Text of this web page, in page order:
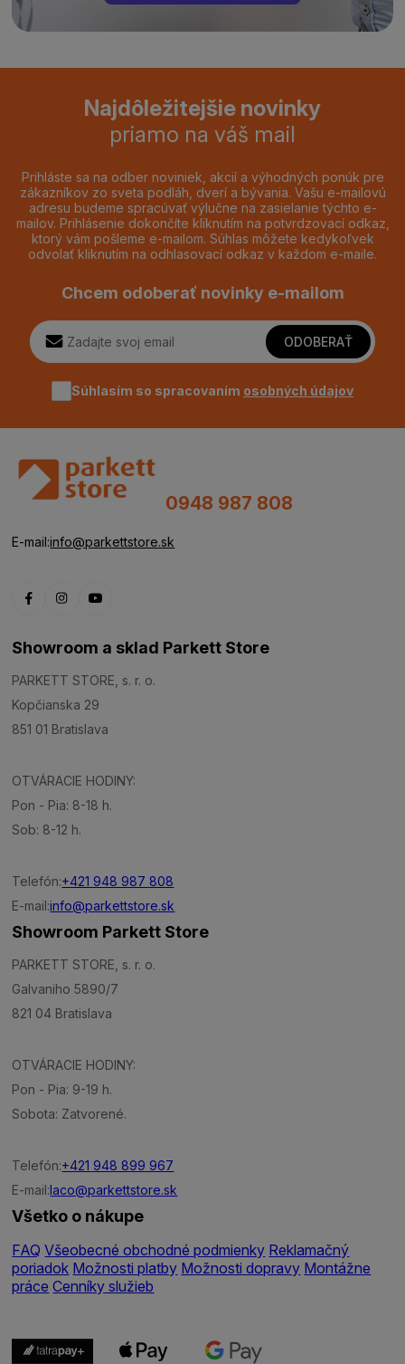
Najdôležitejšie novinky
priamo na váš mail
Prihláste sa na odber noviniek, akcií a výhodných ponúk pre
zákazníkov zo sveta podláh, dverí a bývania. Vašu e-mailovú
adresu budeme spracúvať výlučne na zasielanie týchto e-
mailov. Prihlásenie dokončíte kliknutím na potvrdzovací odkaz,
ktorý vám pošleme e-mailom. Súhlas môžete kedykoľvek
odvolať kliknutím na odhlasovací odkaz v každom e-maile.
Chcem odoberať novinky e-mailom
ODOBERAŤ
Súhlasím so spracovaním osobných údajov
0948 987 808
E-mail:info@parkettstore.sk
Showroom a sklad Parkett Store
PARKETT STORE, s. r. o.
Kopčianska 29
851 01 Bratislava
OTVÁRACIE HODINY:
Pon - Pia: 8-18 h.
Sob: 8-12 h.
Telefón:+421 948 987 808
E-mail:info@parkettstore.sk
Showroom Parkett Store
PARKETT STORE, s. r. o.
Galvaniho 5890/7
821 04 Bratislava
OTVÁRACIE HODINY:
Pon - Pia: 9-19 h.
Sobota: Zatvorené.
Telefón:+421 948 899 967
E-mail:laco@parkettstore.sk
Všetko o nákupe
FAQ Všeobecné obchodné podmienky Reklamačný
poriadok Možnosti platby Možnosti dopravy Montážne
práce Cenníky služieb